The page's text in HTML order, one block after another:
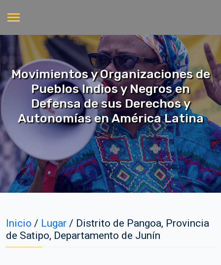
Movimientos y Organizaciones de
Pueblos Indios y Negros en
Defensa de sus Derechos y
Autonomías en América Latina
Inicio / Lugar / Distrito de Pangoa, Provincia
de Satipo, Departamento de Junín